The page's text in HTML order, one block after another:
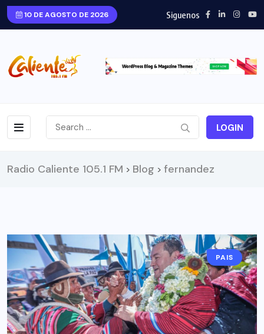
10 DE AGOSTO DE 2026 Siguenos
LOGIN
Radio Caliente 105.1 FM > Blog > fernandez
PAIS